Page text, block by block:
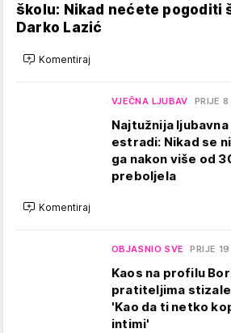
školu: Nikad nećete pogoditi
Darko Lazić
Komentiraj
VJEČNA LJUBAV PRIJE 8
Najtužnija
estradi: Nikad se
ga nakon više od
preboljela
Komentiraj
OBJASNIO SVE PRIJE 19
Kaos na profilu
pratiteljima
'Kao da ti netko
intimi'